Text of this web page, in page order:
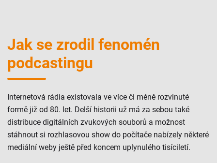
Jak se zrodil fenomén
podcastingu
Internetová rádia existovala ve více či méně rozvinuté
formě již od 80. let. Delší historii už má za sebou také
distribuce digitálních zvukových souborů a možnost
stáhnout si rozhlasovou show do počítače nabízely některé
mediální weby ještě před koncem uplynulého tisíciletí.